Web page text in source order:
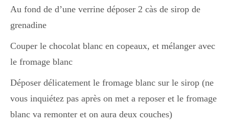
Au fond de d’une verrine déposer 2 càs de sirop de
grenadine
Couper le chocolat blanc en copeaux, et mélanger avec
le fromage blanc
Déposer délicatement le fromage blanc sur le sirop (ne
vous inquiétez pas après on met a reposer et le fromage
blanc va remonter et on aura deux couches)